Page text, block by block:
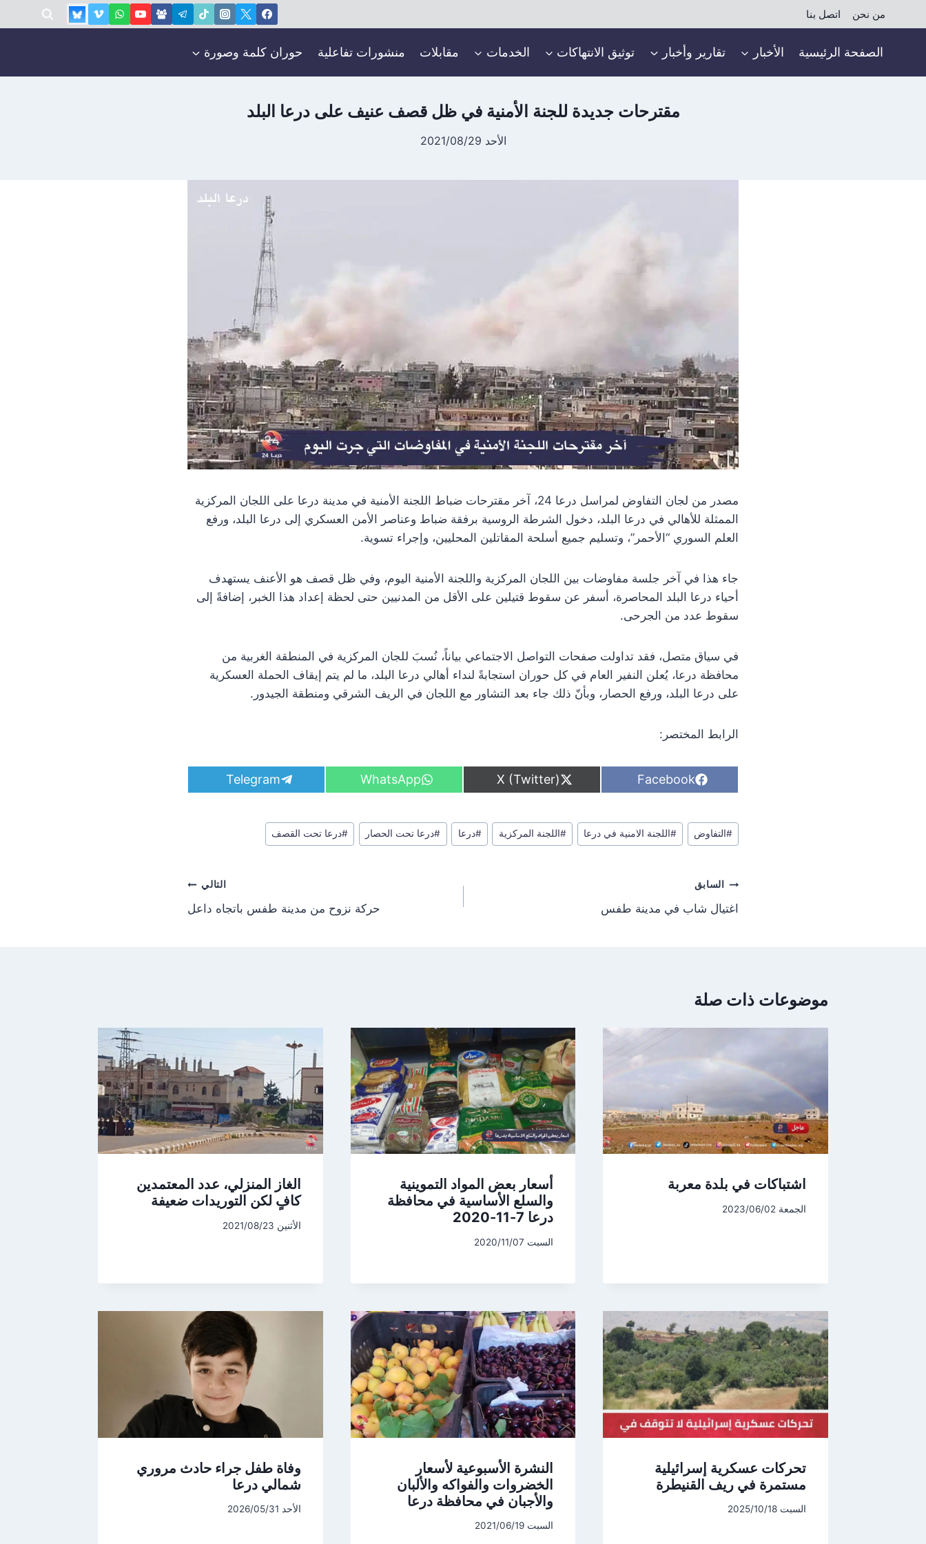
إلى
من نحن اتصل بنا
الصفحة الرئيسية الأخبار تقارير وأخبار توثيق الانتهاكات الخدمات مقابلات منشورات تفاعلية حوران كلمة وصورة
مقترحات جديدة للجنة الأمنية في ظل قصف عنيف على درعا البلد
الأحد 2021/08/29
مصدر من لجان التفاوض لمراسل درعا 24، آخر مقترحات ضباط اللجنة الأمنية في مدينة درعا على اللجان المركزية
الممثلة للأهالي في درعا البلد، دخول الشرطة الروسية برفقة ضباط وعناصر الأمن العسكري إلى درعا البلد، ورفع
العلم السوري “الأحمر”، وتسليم جميع أسلحة المقاتلين المحليين، وإجراء تسوية.
جاء هذا في آخر جلسة مفاوضات بين اللجان المركزية واللجنة الأمنية اليوم، وفي ظل قصف هو الأعنف يستهدف
أحياء درعا البلد المحاصرة، أسفر عن سقوط قتيلين على الأقل من المدنيين حتى لحظة إعداد هذا الخبر، إضافةً إلى
سقوط عدد من الجرحى.
في سياق متصل، فقد تداولت صفحات التواصل الاجتماعي بياناً، نُسبَ للجان المركزية في المنطقة الغربية من
محافظة درعا، يُعلن النفير العام في كل حوران استجابةً لنداء أهالي درعا البلد، ما لم يتم إيقاف الحملة العسكرية
على درعا البلد، ورفع الحصار، وبأنّ ذلك جاء بعد التشاور مع اللجان في الريف الشرقي ومنطقة الجيدور.
الرابط المختصر:
S
h
e
o
Facebook
S
h
e
o
X (Twitter)
S
h
e
o
WhatsApp
S
h
e
o
Telegram
وسوم
المقال:
#التفاوض #اللجنة الامنية في درعا #اللجنة المركزية #درعا #درعا تحت الحصار #درعا تحت القصف
تصفّح
المقالات
السابق
اغتيال شاب في مدينة طفس
التالي
حركة نزوح من مدينة طفس باتجاه داعل
موضوعات ذات صلة
اشتباكات في بلدة معربة
الجمعة 2023/06/02
أسعار بعض المواد التموينية
والسلع الأساسية في محافظة
درعا 7-11-2020
السبت 2020/11/07
الغاز المنزلي، عدد المعتمدين
كافٍ لكن التوريدات ضعيفة
الأثنين 2021/08/23
تحركات عسكرية إسرائيلية
مستمرة في ريف القنيطرة
السبت 2025/10/18
النشرة الأسبوعية لأسعار
الخضروات والفواكه والألبان
والأجبان في محافظة درعا
السبت 2021/06/19
وفاة طفل جراء حادث مروري
شمالي درعا
الأحد 2026/05/31